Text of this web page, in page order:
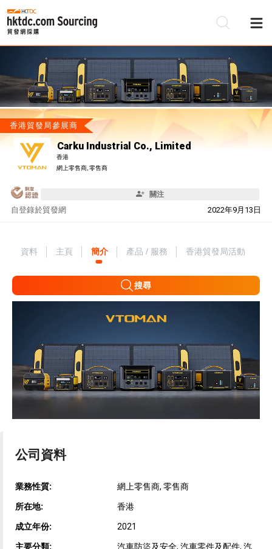
香港貿發局參展商
Carku Industrial Co., Limited
香港
網上零售商, 零售商
關注
自 2022年9月13日
登錄於貿發網
資料 主頁 簡介 產品 / 服務 香港貿發局活動
搜尋
公司資料
業務性質: 網上零售商, 零售商
所在地: 香港
成立年份: 2021
主要分類: 汽車防盜及安全, 汽車零件及配件, 汽